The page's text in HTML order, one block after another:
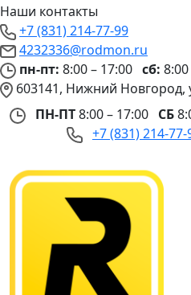
Наши контакты
+7 (831) 214-77-99
4232336@rodmon.ru
пн-пт: 8:00 – 17:00 сб:
603141, Нижний Новгород,
ПН-ПТ8:00 – 17:00 СБ
+7 (831) 214-77-